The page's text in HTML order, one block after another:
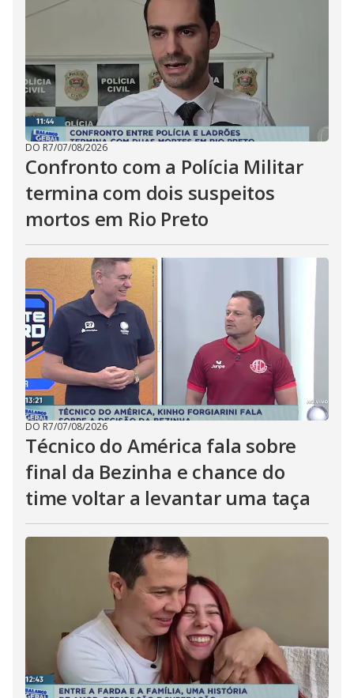
DO R7/07/08/2026
Confronto com a Polícia Militar
termina com dois suspeitos
mortos em Rio Preto
DO R7/07/08/2026
Técnico do América fala sobre
final da Bezinha e chance do
time voltar a levantar uma taça